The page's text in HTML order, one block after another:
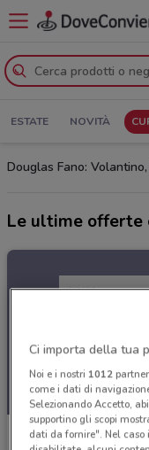
ESTATE NOVITÀ
Douglas Fano:
Le ultime offerte
Douglas
Ci importa della tua
Noi e i nostri 1012
come i dati di
Selezionando Accetto,
supportino gli scopi
dati da fornire". Nel caso